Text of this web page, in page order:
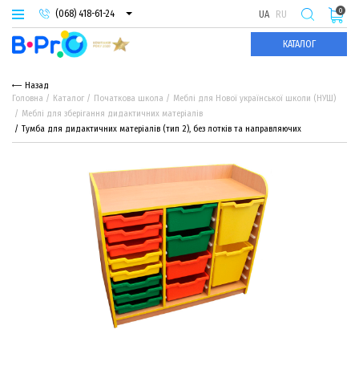
(068) 418-61-24
(093) 974-66-94
(095) 987-29-55
UA RU
КАТАЛОГ
0
Назад
Головна
Каталог Початкова школа
Меблі для Нової української школи (НУШ)
Меблі для зберігання дидактичних матеріалів
Тумба для дидактичних матеріалів (тип 2), без лотків та направляючих